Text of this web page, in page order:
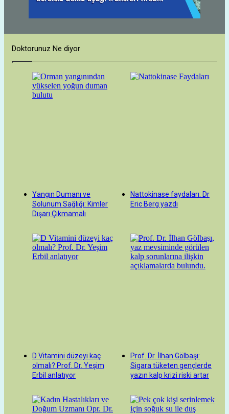
Doktorunuz Ne diyor
Yangın Dumanı ve
Solunum Sağlığı: Kimler
Dışarı Çıkmamalı
Nattokinase faydaları: Dr
Eric Berg yazdı
D Vitamini düzeyi kaç
olmalı? Prof. Dr. Yeşim
Erbil anlatıyor
Prof. Dr. İlhan Gölbaşı:
Sigara tüketen gençlerde
yazın kalp krizi riski artar